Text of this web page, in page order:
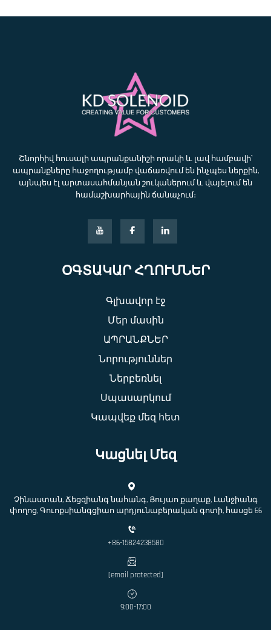
Շնորհիվ հուսալի ապրանքանիշի որակի և լավ համբավի՝
ապրանքները հաջողությամբ վաճառվում են ինչպես ներքին,
այնպես էլ արտասահմանյան շուկաներում և վայելում են
համաշխարհային ճանաչում։
ՕԳՏԱԿԱՐ ՀՂՈՒՄՆԵՐ
Գլխավոր էջ
Մեր մասին
ԱՊՐԱՆՔՆԵՐ
Նորություններ
Ներբեռնել
Սպասարկում
Կապվեք մեզ հետ
Կացնել Մեզ
Չինաստան, Ճեցզիանգ նահանգ, Յույաո քաղաք, Լանջիանգ
փողոց, Գուոքսիանգցիաո արդյունաբերական գոտի, հասցե 66
+86-15824238580
[email protected]
9:00-17:00